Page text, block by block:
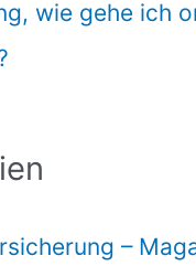
wie gehe ich
–